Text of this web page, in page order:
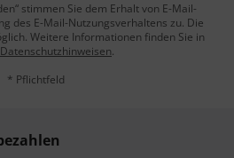
stimmen Sie dem Erhalt von E-Mail-
des E-Mail-Nutzungsverhaltens zu. Die
Weitere Informationen finden Sie in
Datenschutzhinweisen.
* Pflichtfeld